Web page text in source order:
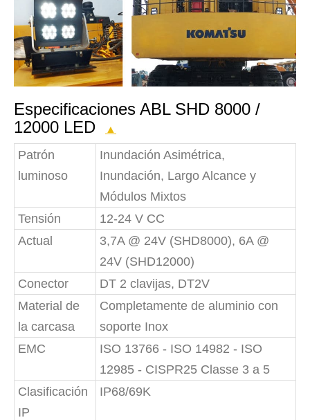
Especificaciones ABL SHD 8000 /
12000 LED
▲
Patrón
luminoso
Inundación Asimétrica,
Inundación, Largo Alcance y
Módulos Mixtos
Tensión
12-24 V CC
Actual
3,7A @ 24V (SHD8000), 6A @
24V (SHD12000)
Conector
DT 2 clavijas, DT2V
Material de
la carcasa
Completamente de aluminio con
soporte Inox
EMC
ISO 13766 - ISO 14982 - ISO
12985 - CISPR25 Classe 3 a 5
Clasificación
IP
IP68/69K